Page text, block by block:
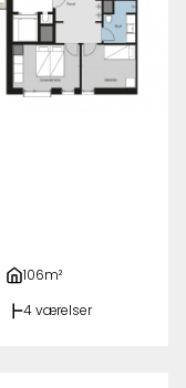
106m²
4 værelser